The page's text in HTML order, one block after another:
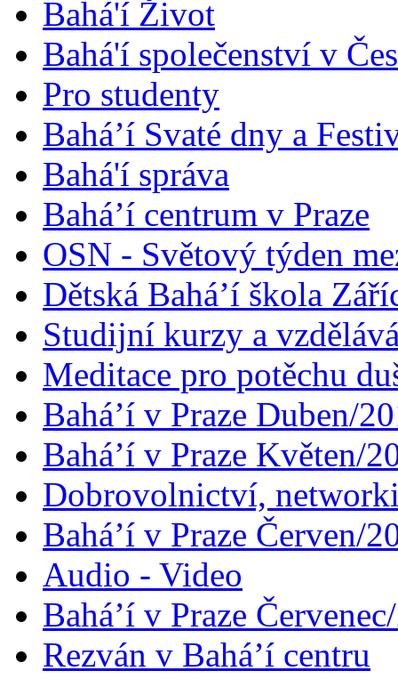
Bahá'í Život
Bahá'í společenství v
Pro studenty
Bahá’í Svaté dny a
Bahá'í správa
Bahá’í centrum v Praze
OSN - Světový týden
Dětská Bahá’í škola
Studijní kurzy a
Meditace pro potěchu
Bahá’í v Praze Duben/
Bahá’í v Praze Květen/
Dobrovolnictví,
Bahá’í v Praze Červen/
Audio - Video
Bahá’í v Praze
Rezván v Bahá’í centru